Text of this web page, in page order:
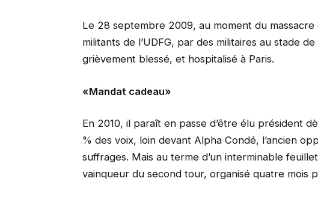
Le 28 septembre 2009, au moment du
militants de l’UDFG, par des militaires au stade
grièvement blessé, et hospitalisé à Paris.
«Mandat cadeau»
En 2010, il paraît en passe d’être élu président
% des voix, loin devant Alpha Condé, l’ancien
suffrages. Mais au terme d’un interminable
vainqueur du second tour, organisé quatre mois